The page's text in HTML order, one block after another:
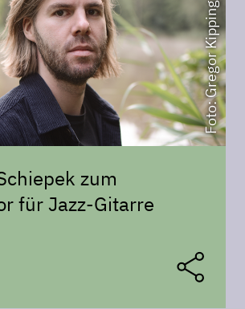
Foto: Gregor Kipping
zum
für Jazz-Gitarre